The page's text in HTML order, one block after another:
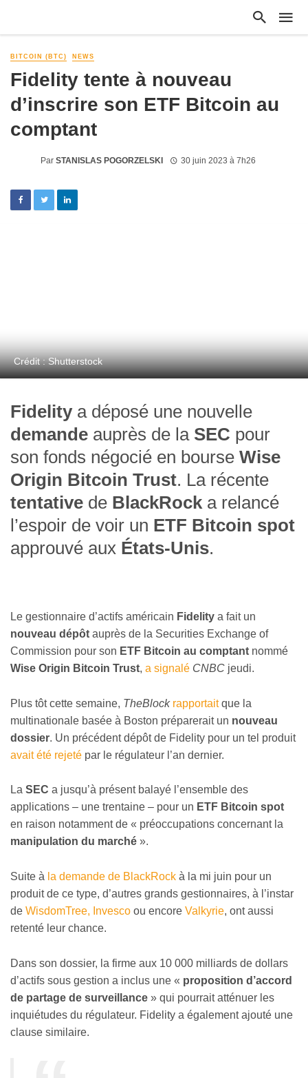
BITCOIN (BTC) NEWS
Fidelity tente à nouveau
d’inscrire son ETF Bitcoin au
comptant
Par STANISLAS POGORZELSKI 30 juin 2023 à 7h26
Crédit : Shutterstock
Fidelitya déposé une nouvelle
demande auprès de la SEC pour
son fonds négocié en bourse Wise
Origin Bitcoin Trust. La récente
tentative de BlackRock a relancé
l’espoir de voir un ETF Bitcoin spot
approuvé aux États-Unis.
Le gestionnaire d’actifs américain Fidelity a fait un
nouveau dépôt auprès de la Securities Exchange of
Commission pour son ETF Bitcoin au comptant nommé
Wise Origin Bitcoin Trust, a signalé CNBC jeudi.
Plus tôt cette semaine, TheBlock rapportaitque la
multinationale basée à Boston préparerait un nouveau
dossier. Un précédent dépôt de Fidelity pour un tel produit
avait été rejeté par le régulateur l’an dernier.
La SEC a jusqu’à présent balayé l’ensemble des
applications – une trentaine – pour un ETF Bitcoin spot
en raison notamment de « préoccupations concernant la
manipulation du marché ».
Suite à la demande de BlackRock à la mi juin pour un
produit de ce type, d’autres grands gestionnaires, à l’instar
de WisdomTree, Invesco ou encore Valkyrie, ont aussi
retenté leur chance.
Dans son dossier, la firme aux 10 000 milliards de dollars
d’actifs sous gestion a inclus une « proposition d’accord
de partage de surveillance » qui pourrait atténuer les
inquiétudes du régulateur. Fidelity a également ajouté une
clause similaire.